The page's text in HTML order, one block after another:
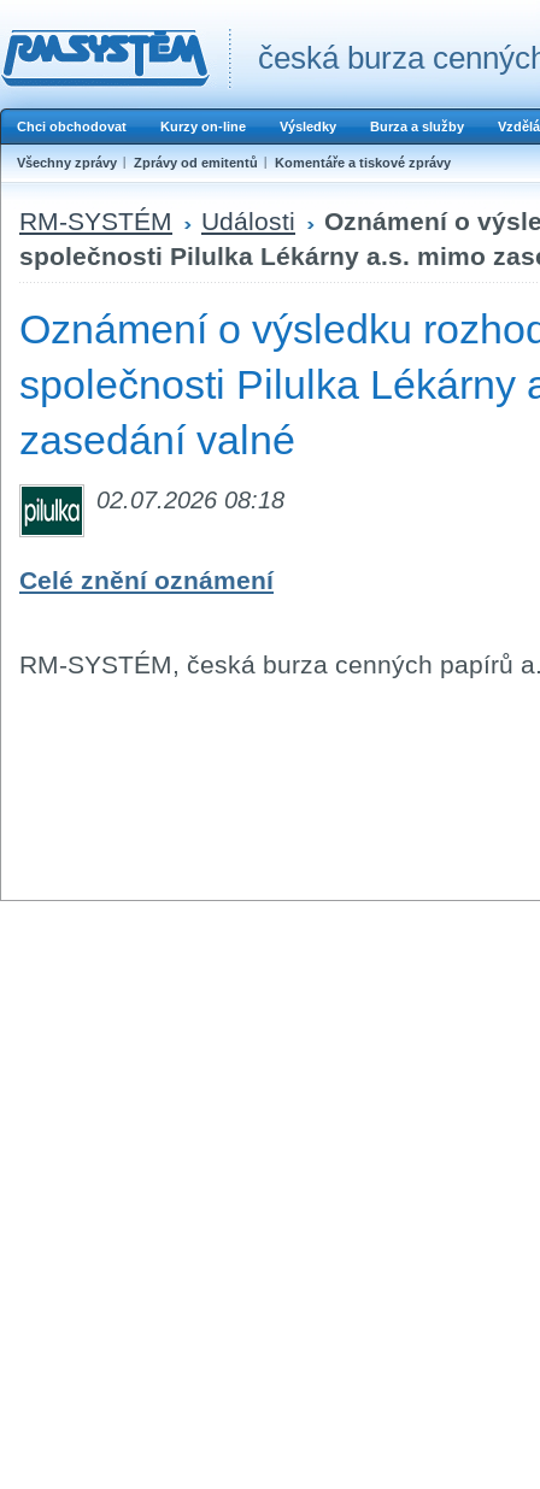
česká burza
Chci obchodovat Kurzy on-line Výsledky Burza a služby
Všechny zprávy Zprávy od emitentů Komentáře a tiskové zprávy
RM-SYSTÉM Události
Oznámení o
společnosti Pilulka Lékárny a.s. mimo
Oznámení o výsledku
společnosti Pilulka Lékárny
zasedání valné
02.07.2026 08:18
Celé znění oznámení
RM-SYSTÉM, česká burza cenných papírů